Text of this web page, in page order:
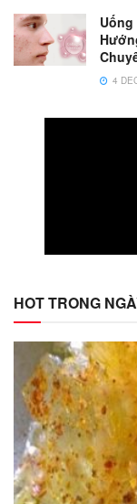
Uống
4
HOT TRONG